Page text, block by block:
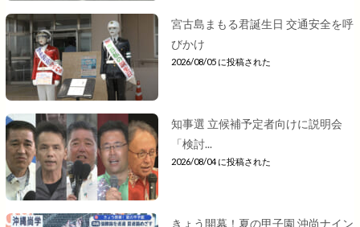
宮古島まもる君誕生日 交通安全を呼
びかけ
2026/08/05 に投稿された
知事選 立候補予定者向けに説明会
「検討...
2026/08/04 に投稿された
きょう開幕！夏の甲子園 沖尚ナイン